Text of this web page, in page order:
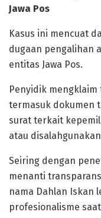
Jawa Pos
Kasus ini mencuat
dugaan pengalihan
entitas Jawa Pos.
Penyidik
termasuk dokumen
surat terkait
atau
Seiring dengan
menanti
nama Dahlan Iskan
profesionalisme